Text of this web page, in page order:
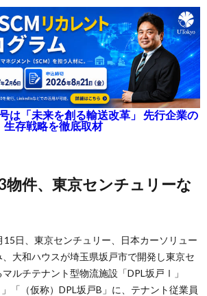
は「未来を創る輸送改革」 先行企業の
生存戦略を徹底取材
15日、東京センチュリー、日本カーソリュー
大和ハウスが埼玉県坂戸市で開発し東京セ
ルチテナント型物流施設「DPL坂戸Ⅰ」
「（仮称）DPL坂戸B」に、テナント従業員